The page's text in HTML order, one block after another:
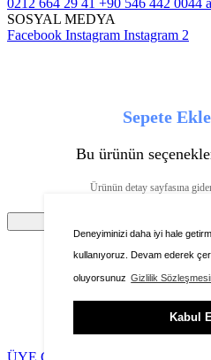
Deneyiminizi daha iyi hale
kullanıyoruz. Devam ederek
oluyorsunuz Gizlilik
Kabul
0212 664 29 41 +90 546 442 0044
SOSYAL MEDYA
Facebook Instagram Instagram 2
Sepete
Bu ürünün
Ürünün detay sayfasına
Ürünü favorilere
yapmanız
ÜYE GİRİŞİ / YENİ ÜYELİK